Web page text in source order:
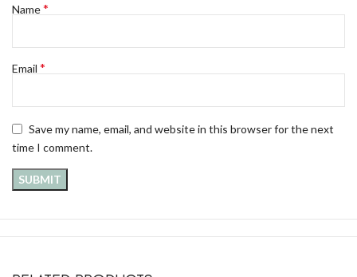
Name*
Email *
Save my name, email, and website in this browser for the next
time I comment.